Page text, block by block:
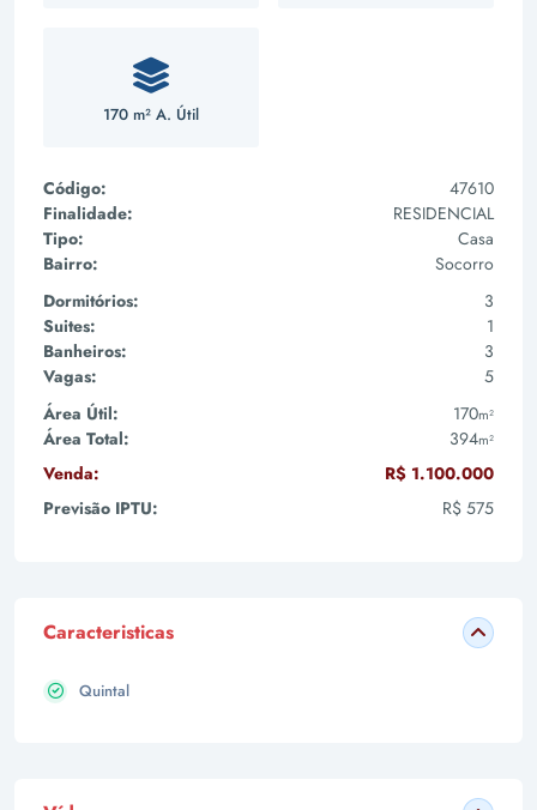
170 m² A. Útil
Código:
47610
Finalidade:
RESIDENCIAL
Tipo:
Casa
Bairro:
Socorro
Dormitórios:
3
Suites:
1
Banheiros:
3
Vagas:
5
Área Útil:
170m²
Área Total: 394m²
Venda:
R$ 1.100.000
Previsão IPTU:
R$ 575
Caracteristicas
Quintal